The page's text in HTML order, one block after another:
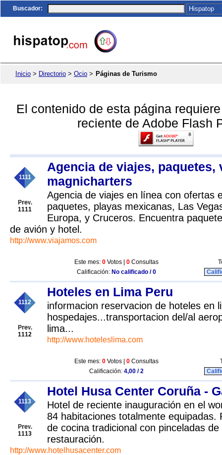
Buscador:
Inicio > Directorio > Ocio > Páginas de Turismo
El contenido de esta página
reciente de Adobe Flash
1111
1111
Agencia de viajes, paquetes,
magnicharters
Agencia de viajes en línea con ofertas
paquetes, playas mexicanas, Las
Europa, y Cruceros. Encuentra
de avión y hotel.
http://www.viajamos.com
Este mes: 0 Votos | 0 Consultas
Calificación: No calificado / 0
1112
1112
Hoteles en Lima Peru
informacion reservacion de hoteles en
hospedajes...transportacion del/al
lima...
http://www.hoteleslima.com
Este mes: 0 Votos | 0 Consultas
Calificación: 4,00 / 2
1113
1113
Hotel Husa Center Coruña -
Hotel de reciente inauguración en el
84 habitaciones totalmente equipadas.
de cocina tradicional con pinceladas
restauración.
http://www.hotelhusacenter.com